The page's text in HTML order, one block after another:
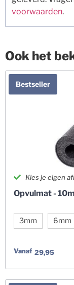
voorwaarden.
Ook het
Bestseller
Kies je eigen
Opvulmat -
3mm 6mm
Vanaf 29,95